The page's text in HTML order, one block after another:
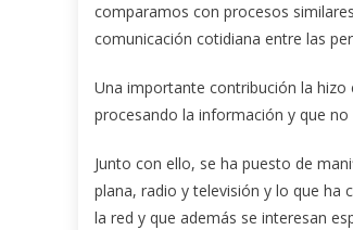
comparamos con procesos
comunicación cotidiana entre las
Una importante contribución la hizo
procesando la información y que
Junto con ello, se ha puesto de
plana, radio y televisión y lo que ha
la red y que además se interesan